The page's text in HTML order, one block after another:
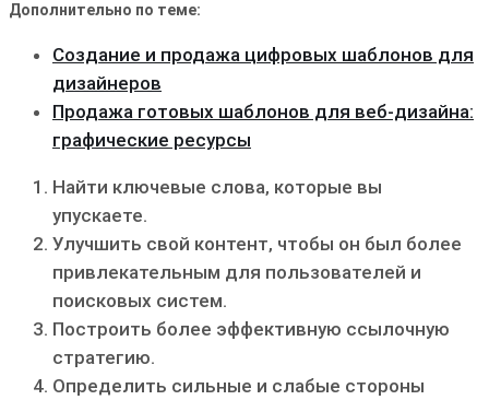
Дополнительно по теме:
Создание и продажа цифровых шаблонов для
дизайнеров
Продажа готовых шаблонов для веб-дизайна:
графические ресурсы
Найти ключевые слова‚ которые вы
упускаете.
Улучшить свой контент‚ чтобы он был более
привлекательным для пользователей и
поисковых систем.
Построить более эффективную ссылочную
стратегию.
Определить сильные и слабые стороны